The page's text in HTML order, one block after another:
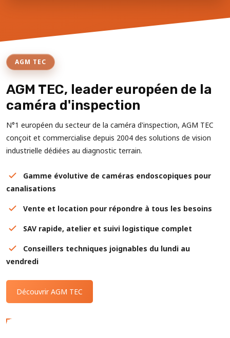
AGM TEC
AGM TEC, leader européen de la
caméra d'inspection
N°1 européen du secteur de la caméra d'inspection, AGM TEC
conçoit et commercialise depuis 2004 des solutions de vision
industrielle dédiées au diagnostic terrain.
Gamme évolutive de caméras endoscopiques pour
canalisations
Vente et location pour répondre à tous les besoins
SAV rapide, atelier et suivi logistique complet
Conseillers techniques joignables du lundi au
vendredi
Découvrir AGM TEC